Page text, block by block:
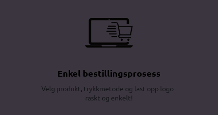
Enkel bestillingsprosess
Velg produkt, trykkmetode og last opp logo -
raskt og enkelt!